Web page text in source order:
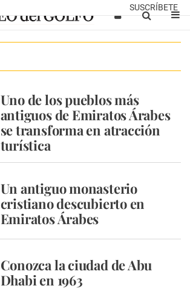
SUSCRÍBETE
Uno de los pueblos más
antiguos de Emiratos Árabes
se transforma en atracción
turística
Un antiguo monasterio
cristiano descubierto en
Emiratos Árabes
Conozca la ciudad de Abu
Dhabi en 1963